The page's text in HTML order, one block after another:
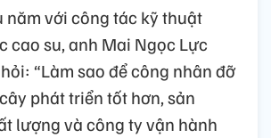
năm với công tác kỹ thuật
cao su, anh Mai Ngọc Lực
“Làm sao để công nhân đỡ
phát triển tốt hơn, sản
lượng và công ty vận hành